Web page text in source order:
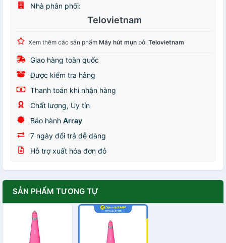
Nhà phân phối:
Telovietnam
Xem thêm các sản phẩm Máy hút mụn bởi Telovietnam
Giao hàng toàn quốc
Được kiểm tra hàng
Thanh toán khi nhận hàng
Chất lượng, Uy tín
Bảo hành Array
7 ngày đổi trả dễ dàng
Hỗ trợ xuất hóa đơn đỏ
SẢN PHẨM TƯƠNG TỰ